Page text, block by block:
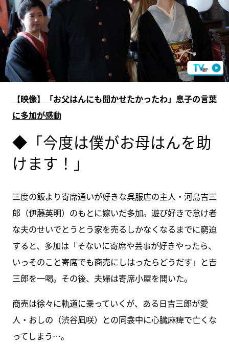
【映像】「お父はんにも聞かせたかったわ」息子の言葉
に多加が感動
◆「今度は僕がお母はんを助
けます！」
三度の飯より寄席通いが好きな呉服店の主人・河島吉三
郎（伊藤英明）のもとに嫁いだ多加。遊び好きで怠け者
な夫のせいでとうとう家を売るしかなくなるまでに窮迫
すると、多加は「そないに寄席や芸事が好きやったら、
いっそのこと寄席でも商売にしはったらどうだす」と吉
三郎を一喝。その後、夫婦は寄席小屋を開いた。
商売は徐々に軌道に乗っていくが、ある日吉三郎が愛
人・おしの（渋谷凪咲）との同衾中に心臓麻痺で亡くな
ってしまう…。